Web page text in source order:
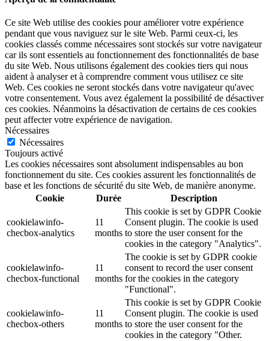
Ce site Web utilise des cookies pour améliorer votre expérience
pendant que vous naviguez sur le site Web. Parmi ceux-ci, les
cookies classés comme nécessaires sont stockés sur votre navigateur
car ils sont essentiels au fonctionnement des fonctionnalités de base
du site Web. Nous utilisons également des cookies tiers qui nous
aident à analyser et à comprendre comment vous utilisez ce site
Web. Ces cookies ne seront stockés dans votre navigateur qu'avec
votre consentement. Vous avez également la possibilité de désactiver
ces cookies. Néanmoins la désactivation de certains de ces cookies
peut affecter votre expérience de navigation.
Nécessaires
Nécessaires
Toujours activé
Les cookies nécessaires sont absolument indispensables au bon
fonctionnement du site. Ces cookies assurent les fonctionnalités de
base et les fonctions de sécurité du site Web, de manière anonyme.
Cookie
Durée Description
cookielawinfo-
checbox-analytics
11
months
This cookie is set by GDPR Cookie
Consent plugin. The cookie is used
to store the user consent for the
cookies in the category "Analytics".
cookielawinfo-
checbox-functional
11
months
The cookie is set by GDPR cookie
consent to record the user consent
for the cookies in the category
"Functional".
cookielawinfo-
checbox-others
11
months
This cookie is set by GDPR Cookie
Consent plugin. The cookie is used
to store the user consent for the
cookies in the category "Other.